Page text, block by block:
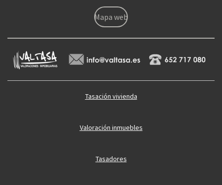
Mapa web
Tasación vivienda
Valoración inmuebles
Tasadores